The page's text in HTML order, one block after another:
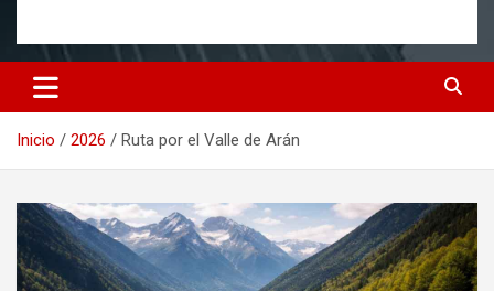
Inicio 2026 Ruta por el Valle de Arán